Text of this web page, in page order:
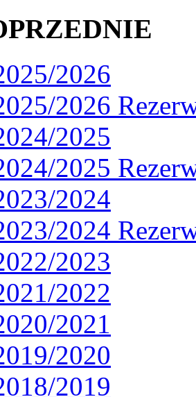
2026
2026
2025
2025
2024
2024
2023
2022
2021
2020
2019